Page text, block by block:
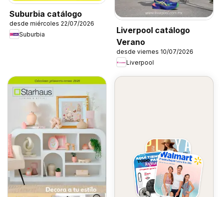
Suburbia catálogo
desde miércoles 22/07/2026
Suburbia
Liverpool catálogo
Verano
desde viernes 10/07/2026
Liverpool